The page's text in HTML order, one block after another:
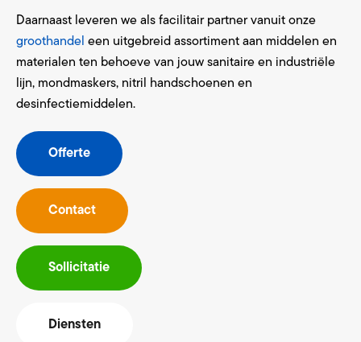
Daarnaast leveren we als facilitair partner vanuit onze
groothandel een uitgebreid assortiment aan middelen en
materialen ten behoeve van jouw sanitaire en industriële
lijn, mondmaskers, nitril handschoenen en
desinfectiemiddelen.
Offerte
Contact
Sollicitatie
Diensten